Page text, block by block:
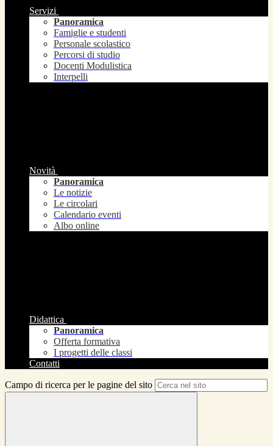
Servizi
Panoramica
Famiglie e studenti
Personale scolastico
Percorsi di studio
Docenti Modulistica
Interpelli
Novità
Panoramica
Le notizie
Le circolari
Calendario eventi
Albo online
Didattica
Panoramica
Offerta formativa
I progetti delle classi
Contatti
Campo di ricerca per le pagine del sito